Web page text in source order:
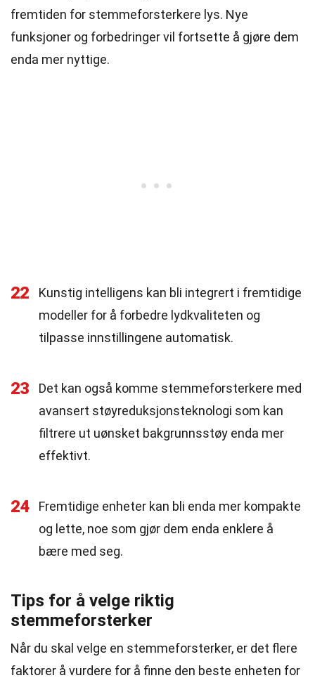
fremtiden for stemmeforsterkere lys. Nye
funksjoner og forbedringer vil fortsette å gjøre dem
enda mer nyttige.
22
Kunstig intelligens kan bli integrert i fremtidige
modeller for å forbedre lydkvaliteten og
tilpasse innstillingene automatisk.
23
Det kan også komme stemmeforsterkere med
avansert støyreduksjonsteknologi som kan
filtrere ut uønsket bakgrunnsstøy enda mer
effektivt.
24
Fremtidige enheter kan bli enda mer kompakte
og lette, noe som gjør dem enda enklere å
bære med seg.
Tips for å velge riktig
stemmeforsterker
Når du skal velge en stemmeforsterker, er det flere
faktorer å vurdere for å finne den beste enheten for